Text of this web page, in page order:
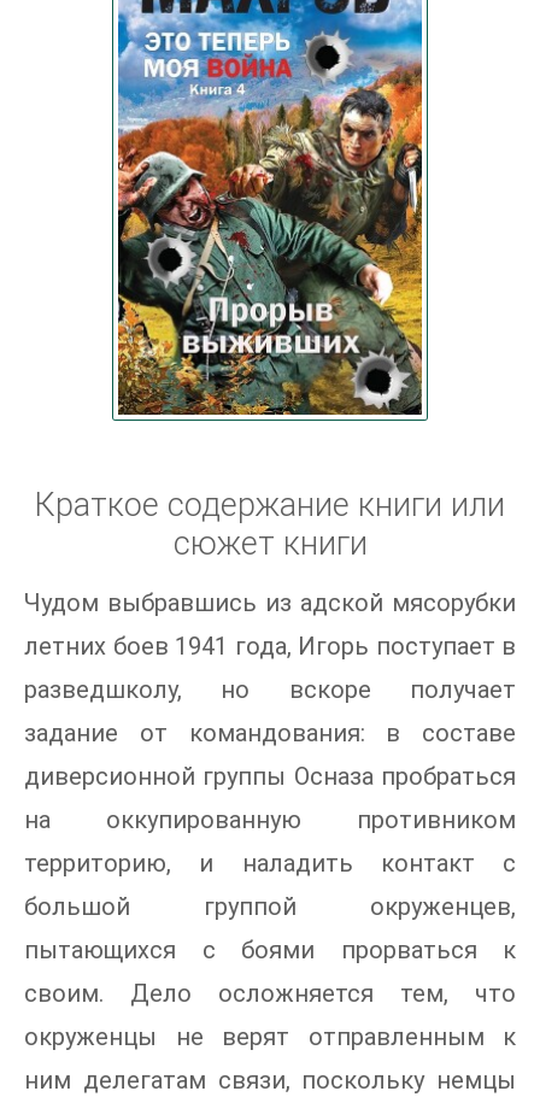
Краткое содержание книги или
сюжет книги
Чудом выбравшись из адской мясорубки
летних боев 1941 года, Игорь поступает в
разведшколу, но вскоре получает
задание от командования: в составе
диверсионной группы Осназа пробраться
на оккупированную противником
территорию, и наладить контакт с
большой группой окруженцев,
пытающихся с боями прорваться к
своим. Дело осложняется тем, что
окруженцы не верят отправленным к
ним делегатам связи, поскольку немцы